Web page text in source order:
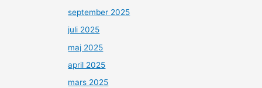
september 2025
juli 2025
maj 2025
april 2025
mars 2025